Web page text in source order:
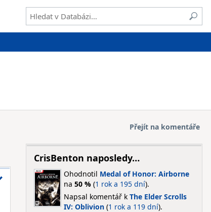
Přejít na komentáře
CrisBenton naposledy…
Ohodnotil Medal of Honor: Airborne
na 50 %(1 rok a 195 dní).
Napsal komentář k The Elder Scrolls
IV: Oblivion(1 rok a 119 dní).